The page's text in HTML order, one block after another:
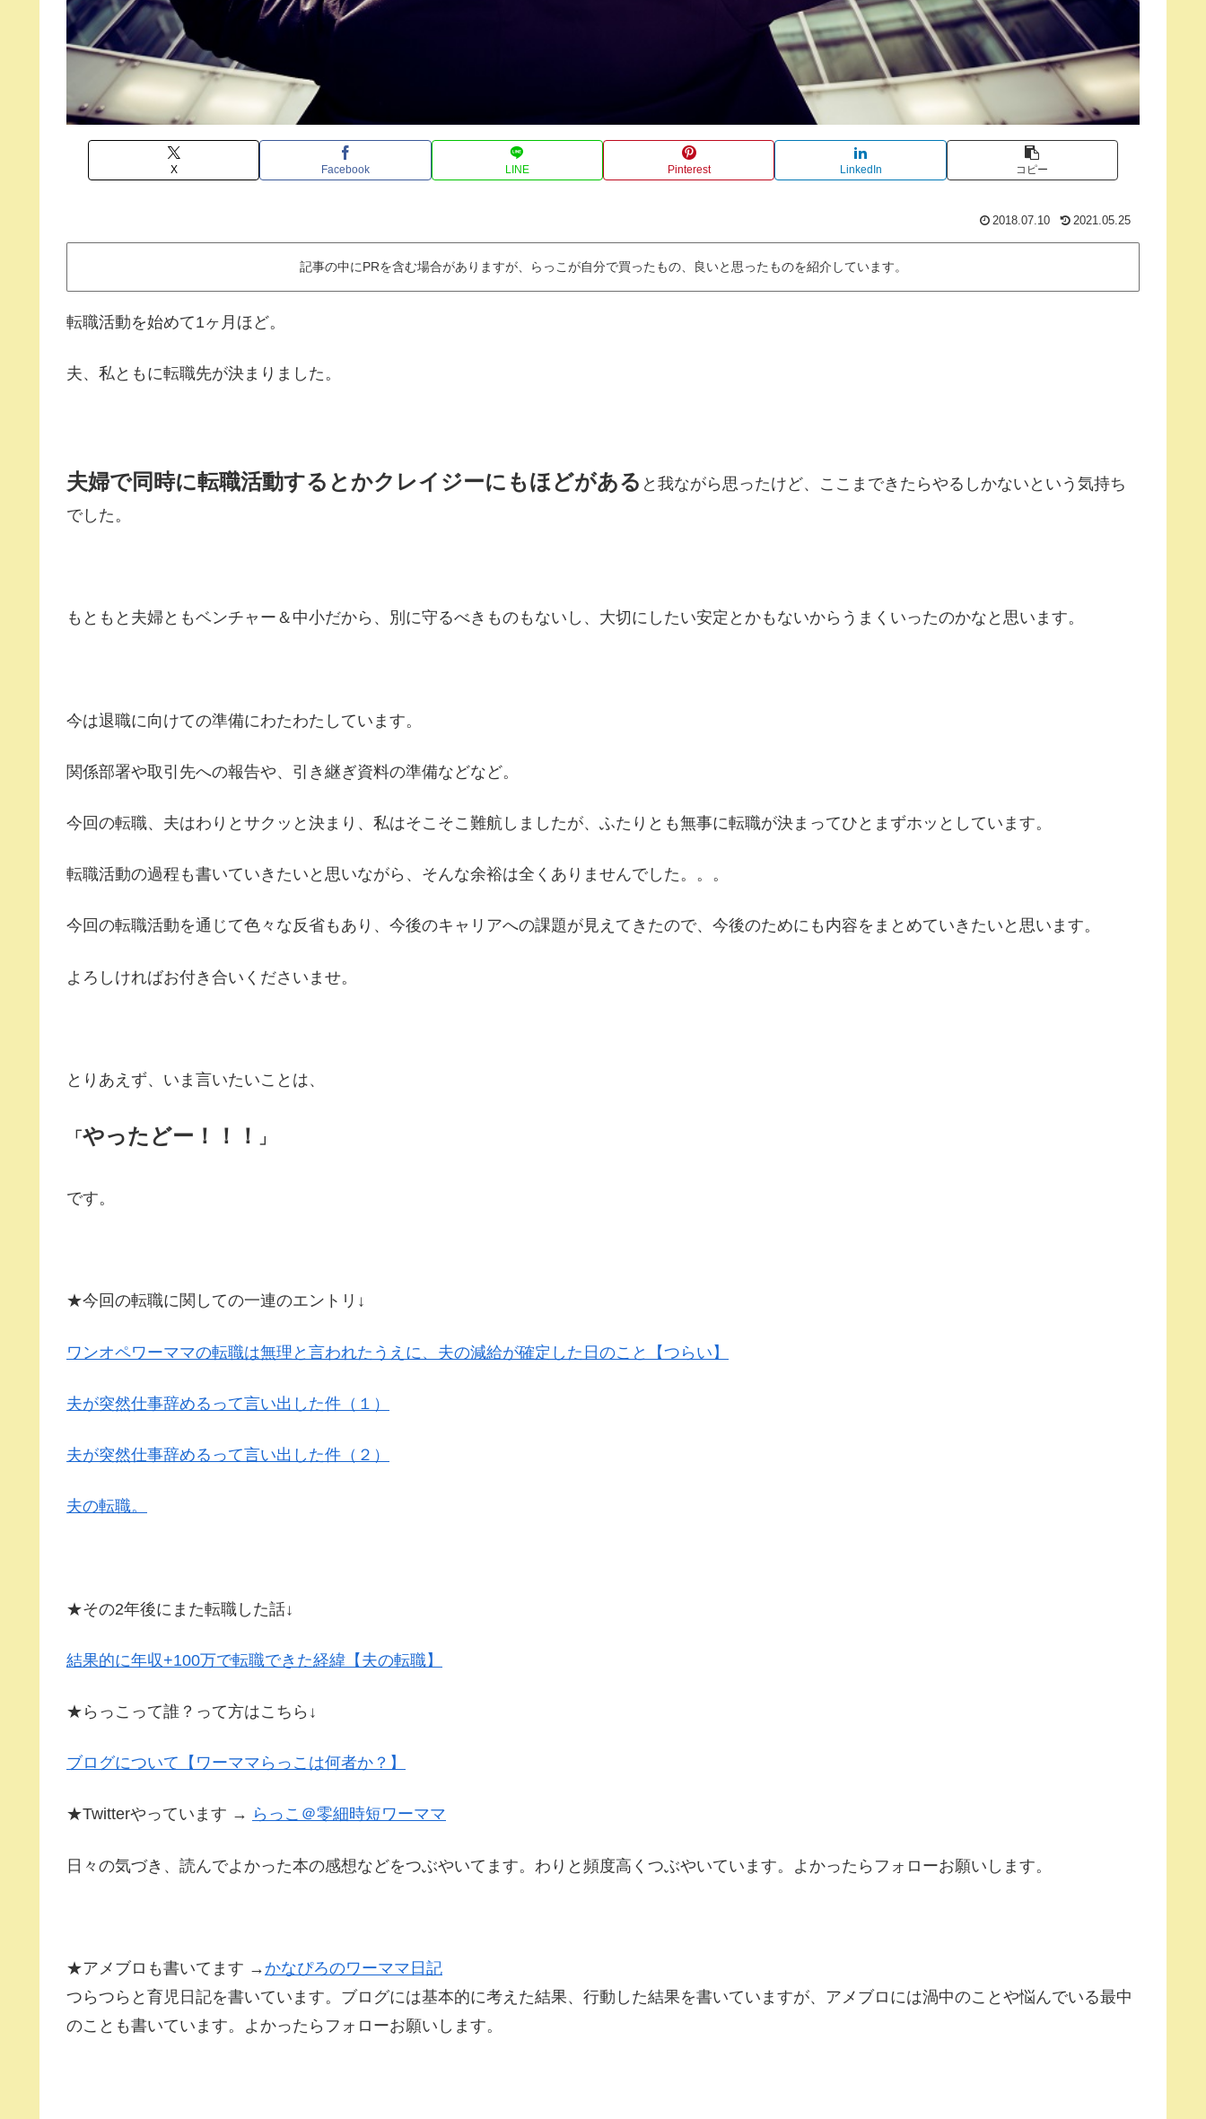
X Facebook LINE Pinterest LinkedIn コピー
2018.07.10 2021.05.25
記事の中にPRを含む場合がありますが、らっこが自分で買ったもの、良いと思ったものを紹介しています。
転職活動を始めて1ヶ月ほど。
夫、私ともに転職先が決まりました。
夫婦で同時に転職活動するとかクレイジーにもほどがある と我ながら思ったけど、ここまできたらやるしかないという気持ち
でした。
もともと夫婦ともベンチャー＆中小だから、別に守るべきものもないし、大切にしたい安定とかもないからうまくいったのかなと思います。
今は退職に向けての準備にわたわたしています。
関係部署や取引先への報告や、引き継ぎ資料の準備などなど。
今回の転職、夫はわりとサクッと決まり、私はそこそこ難航しましたが、ふたりとも無事に転職が決まってひとまずホッとしています。
転職活動の過程も書いていきたいと思いながら、そんな余裕は全くありませんでした。。。
今回の転職活動を通じて色々な反省もあり、今後のキャリアへの課題が見えてきたので、今後のためにも内容をまとめていきたいと思います。
よろしければお付き合いくださいませ。
とりあえず、いま言いたいことは、
「 やったどー！！！ 」
です。
★今回の転職に関しての一連のエントリ↓
ワンオペワーママの転職は無理と言われたうえに、夫の減給が確定した日のこと【つらい】
夫が突然仕事辞めるって言い出した件（１）
夫が突然仕事辞めるって言い出した件（２）
夫の転職。
★その2年後にまた転職した話↓
結果的に年収+100万で転職できた経緯【夫の転職】
★らっこって誰？って方はこちら↓
ブログについて【ワーママらっこは何者か？】
★Twitterやっています → らっこ＠零細時短ワーママ
日々の気づき、読んでよかった本の感想などをつぶやいてます。わりと頻度高くつぶやいています。よかったらフォローお願いします。
★アメブロも書いてます →かなぴろのワーママ日記
つらつらと育児日記を書いています。ブログには基本的に考えた結果、行動した結果を書いていますが、アメブロには渦中のことや悩んでいる最中
のことも書いています。よかったらフォローお願いします。